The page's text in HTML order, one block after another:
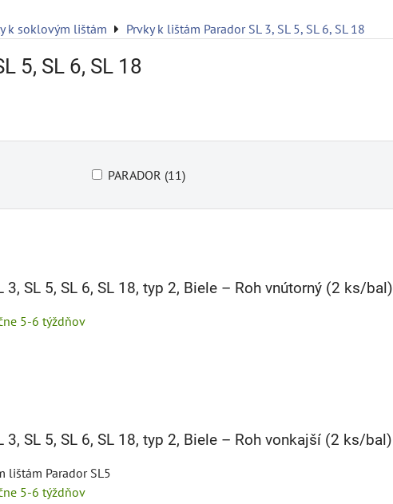
k soklovým lištám Prvky k lištám Parador SL 3, SL 5, SL 6, SL 18
5, SL 6, SL 18
PARADOR (11)
3, SL 5, SL 6, SL 18, typ 2, Biele – Roh vnútorný (2 ks/bal)
5-6 týždňov
3, SL 5, SL 6, SL 18, typ 2, Biele – Roh vonkajší (2 ks/bal)
lištám Parador SL5
5-6 týždňov